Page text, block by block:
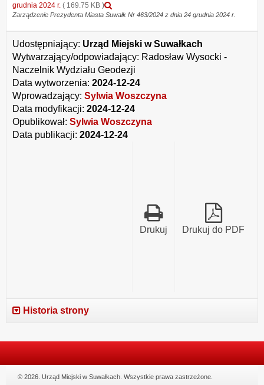
grudnia 2024 r. ( 169.75 KB )
załącznika
Miasta
Suwałk
Nr
463/2024
z
dnia
24
2024
r.
Zarządzenie Prezydenta Miasta Suwałk Nr 463/2024 z dnia 24 grudnia 2024 r.
Udostępniający: Urząd Miejski w Suwałkach
Wytwarzający/odpowiadający: Radosław Wysocki -
Naczelnik Wydziału Geodezji
Data wytworzenia: 2024-12-24
Wprowadzający: Sylwia Woszczyna
Data modyfikacji: 2024-12-24
Opublikował: Sylwia Woszczyna
Data publikacji: 2024-12-24
Drukuj do PDF
Drukuj
Historia strony
© 2026. Urząd Miejski w Suwałkach. Wszystkie prawa zastrzeżone.